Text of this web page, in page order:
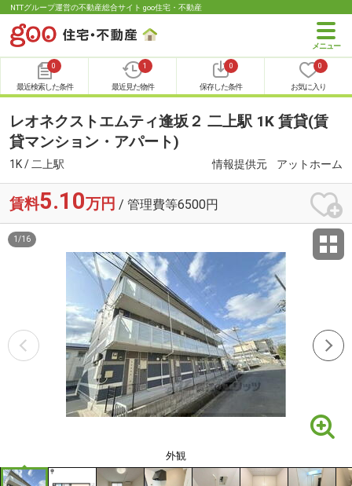
NTTグループ運営の不動産総合サイト goo住宅・不動産
0
最近検索した条件
1
最近見た物件
0
保存した条件
0
お気に入り
レオネクストエムティ逢坂２ 二上駅 1K 賃貸(賃
貸マンション・アパート)
1K / 二上駅 情報提供元 アットホーム
賃料5.10万円 / 管理費等6500円
外観
1 /16